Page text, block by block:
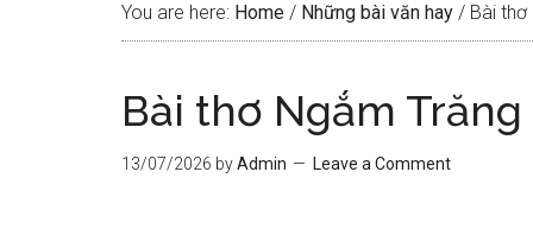
You are here: Home / Những bài văn hay / Bài thơ
Bài thơ Ngắm
13/07/2026 byAdmin Leave a Comment